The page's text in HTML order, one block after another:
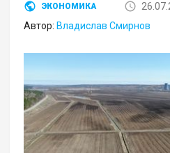
ЭКОНОМИКА
Автор: Владислав Смирнов